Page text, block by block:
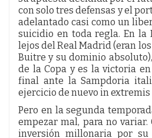
con solo tres defensas y el
adelantado casi como un
suicidio en toda regla. En la
lejos del Real Madrid (eran
Buitre y su dominio
de la Copa y es la victoria
final ante la Sampdoria
ejercicio de nuevo in extremis
Pero en la segunda
empezar mal, para no
inversión millonaria por su